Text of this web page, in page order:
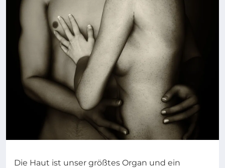
Die Haut ist unser größtes Organ und ein